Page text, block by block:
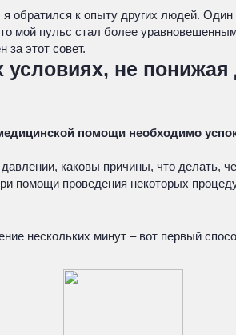
обратился к опыту других людей.
мой пульс стал более
за этот совет.
не понижая
помощи необходимо
каковы причины, что делать,
помощи проведения некоторых
нескольких минут – вот первый